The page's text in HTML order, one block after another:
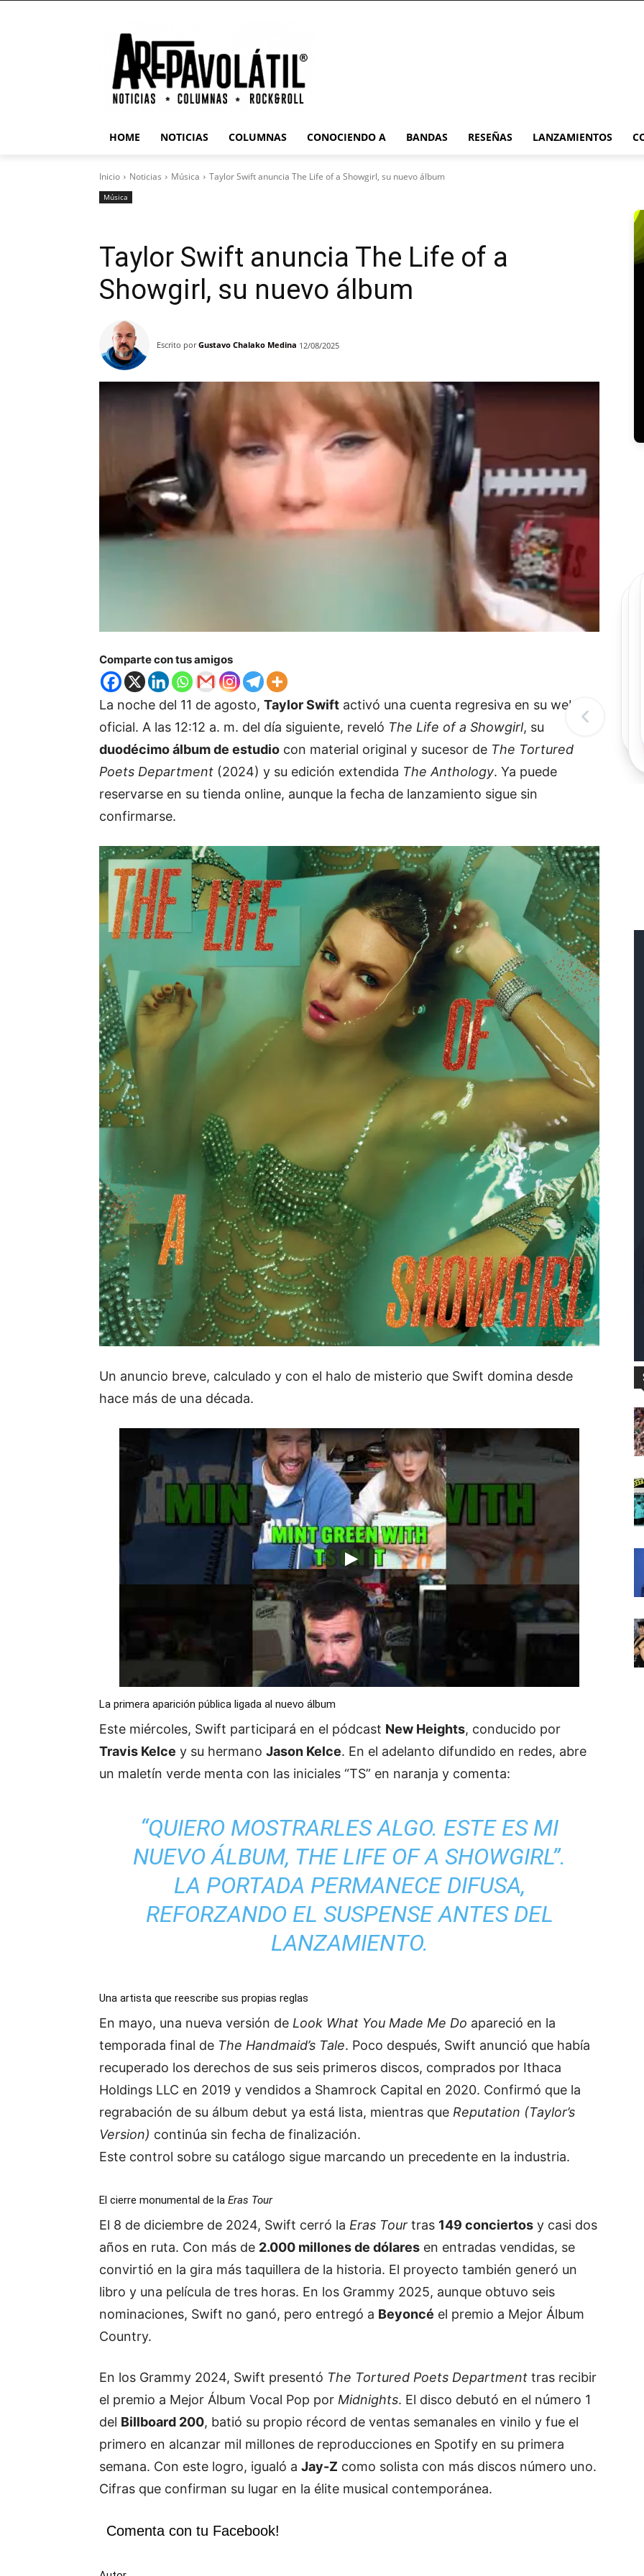
HOME NOTICIAS COLUMNAS CONOCIENDO A BANDAS RESEÑAS LANZAMIENTOS
Inicio Noticias Música Taylor Swift anuncia The Life of a Showgirl, su nuevo álbum
Música
Taylor Swift anuncia The Life of a
Showgirl, su nuevo álbum
Escrito por Gustavo Chalako Medina 12/08/2025
Comparte con tus amigos
La noche del 11 de agosto, Taylor Swift activó una cuenta regresiva en su web
oficial. A las 12:12 a. m. del día siguiente, reveló The Life of a Showgirl, su
duodécimo álbum de estudio con material original y sucesor de The Tortured
Poets Department (2024) y su edición extendida The Anthology. Ya puede
reservarse en su tienda online, aunque la fecha de lanzamiento sigue sin
confirmarse.
Un anuncio breve, calculado y con el halo de misterio que Swift domina desde
hace más de una década.
La primera aparición pública ligada al nuevo álbum
Este miércoles, Swift participará en el pódcast New Heights, conducido por
Travis Kelce y su hermano Jason Kelce. En el adelanto difundido en redes, abre
un maletín verde menta con las iniciales “TS” en naranja y comenta:
“QUIERO MOSTRARLES ALGO. ESTE ES MI
NUEVO ÁLBUM, THE LIFE OF A SHOWGIRL”.
LA PORTADA PERMANECE DIFUSA,
REFORZANDO EL SUSPENSE ANTES DEL
LANZAMIENTO.
Una artista que reescribe sus propias reglas
En mayo, una nueva versión de Look What You Made Me Do apareció en la
temporada final de The Handmaid’s Tale. Poco después, Swift anunció que había
recuperado los derechos de sus seis primeros discos, comprados por Ithaca
Holdings LLC en 2019 y vendidos a Shamrock Capital en 2020. Confirmó que la
regrabación de su álbum debut ya está lista, mientras que Reputation (Taylor’s
Version) continúa sin fecha de finalización.
Este control sobre su catálogo sigue marcando un precedente en la industria.
El cierre monumental de la Eras Tour
El 8 de diciembre de 2024, Swift cerró la Eras Tour tras 149 conciertos y casi dos
años en ruta. Con más de 2.000 millones de dólares en entradas vendidas, se
convirtió en la gira más taquillera de la historia. El proyecto también generó un
libro y una película de tres horas. En los Grammy 2025, aunque obtuvo seis
nominaciones, Swift no ganó, pero entregó a Beyoncé el premio a Mejor Álbum
Country.
En los Grammy 2024, Swift presentó The Tortured Poets Department tras recibir
el premio a Mejor Álbum Vocal Pop por Midnights. El disco debutó en el número 1
del Billboard 200, batió su propio récord de ventas semanales en vinilo y fue el
primero en alcanzar mil millones de reproducciones en Spotify en su primera
semana. Con este logro, igualó a Jay-Z como solista con más discos número uno.
Cifras que confirman su lugar en la élite musical contemporánea.
Comenta con tu Facebook!